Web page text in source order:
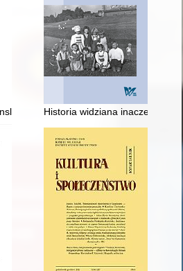
Gross-Rosen w piśmiennictwie
Historia widziana inaczej -